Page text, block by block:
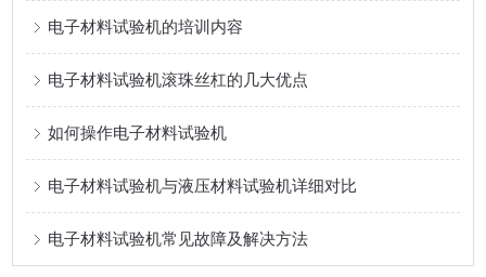
电子材料试验机的培训内容
电子材料试验机滚珠丝杠的几大优点
如何操作电子材料试验机
电子材料试验机与液压材料试验机详细对比
电子材料试验机常见故障及解决方法